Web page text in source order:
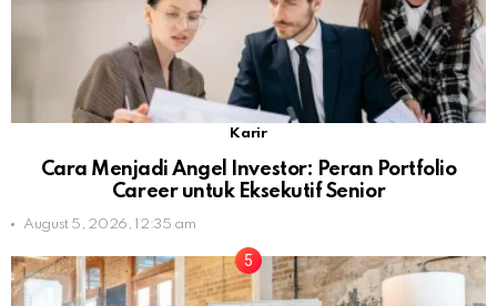
Karir
Cara Menjadi Angel Investor: Peran Portfolio
Career untuk Eksekutif Senior
August 5, 2026, 12:35 am